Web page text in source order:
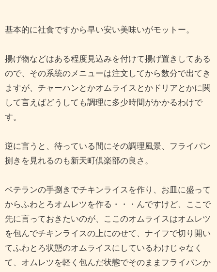
基本的に社食ですから早い安い美味いがモットー。
揚げ物などはある程度見込みを付けて揚げ置きしてある
ので、その系統のメニューは注文してから数分で出てき
ますが、チャーハンとかオムライスとかドリアとかに関
して言えばどうしても調理に多少時間がかかるわけで
す。
逆に言うと、待っている間にその調理風景、フライパン
捌きを見れるのも新天町倶楽部の良さ。
ベテランの手捌きでチキンライスを作り、お皿に盛って
からふわとろオムレツを作る・・・んですけど、ここで
先に言っておきたいのが、ここのオムライスはオムレツ
を包んでチキンライスの上にのせて、ナイフで切り開い
てふわとろ状態のオムライスにしているわけじゃなく
て、オムレツを軽く包んだ状態でそのままフライパンか